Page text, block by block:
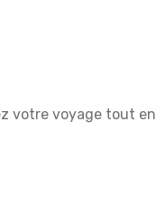
votre voyage tout en